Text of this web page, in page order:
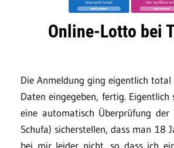
Online-Lotto bei
Die Anmeldung ging eigentlich total
Daten eingegeben, fertig. Eigentlich
eine automatisch Überprüfung
Schufa) sicherstellen, dass man 18
bei mir leider nicht, so dass ich